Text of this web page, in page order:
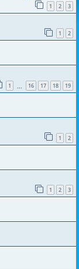
1 2 3
1 2
1 16 17 18 19
1 2
1 2 3